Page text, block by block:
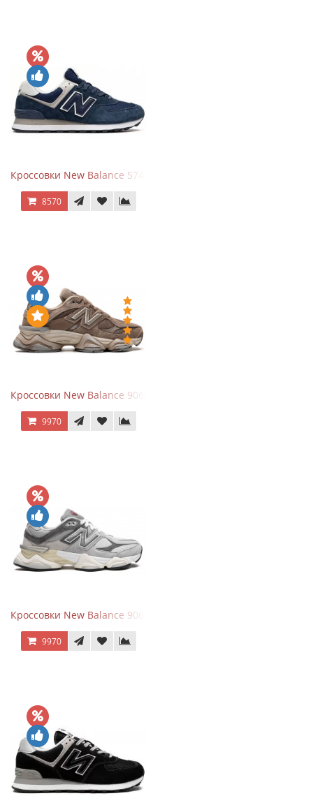
Кроссовки New Balance 574 Navy Blue White
8570
Кроссовки New Balance 9060 Mushroom
9970
Кроссовки New Balance 9060 Rain Cloud Grey
9970